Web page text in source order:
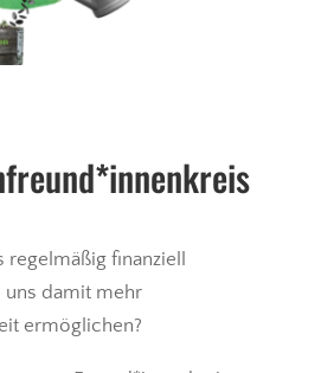
finanziell
uns damit mehr
ermöglichen?